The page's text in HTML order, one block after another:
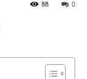
0
88